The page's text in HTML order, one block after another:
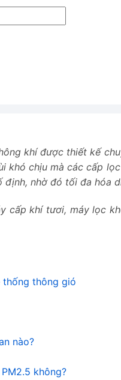
khí được thiết kế
khó chịu mà các cấp
nhờ đó tối đa hóa
cấp khí tươi, máy lọc
thống thông gió
nào?
không?